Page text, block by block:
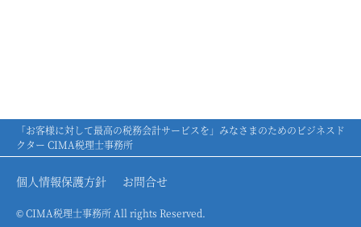
「お客様に対して最高の税務会計サービスを」みなさまのためのビジネスド
クター CIMA税理士事務所
個人情報保護方針 お問合せ
© CIMA税理士事務所 All rights Reserved.